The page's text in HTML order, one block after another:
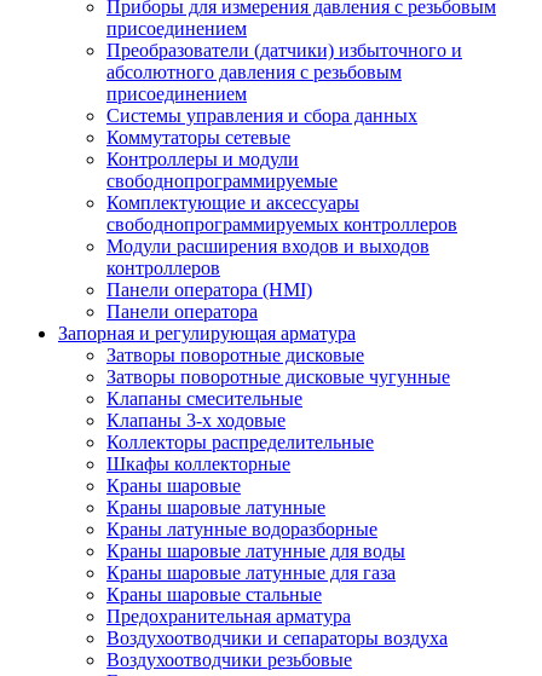
Приборы для измерения давления с резьбовым
присоединением
Преобразователи (датчики) избыточного и
абсолютного давления с резьбовым
присоединением
Системы управления и сбора данных
Коммутаторы сетевые
Контроллеры и модули
свободнопрограммируемые
Комплектующие и аксессуары
свободнопрограммируемых контроллеров
Модули расширения входов и выходов
контроллеров
Панели оператора (HMI)
Панели оператора
Запорная и регулирующая арматура
Затворы поворотные дисковые
Затворы поворотные дисковые чугунные
Клапаны смесительные
Клапаны 3-х ходовые
Коллекторы распределительные
Шкафы коллекторные
Краны шаровые
Краны шаровые латунные
Краны латунные водоразборные
Краны шаровые латунные для воды
Краны шаровые латунные для газа
Краны шаровые стальные
Предохранительная арматура
Воздухоотводчики и сепараторы воздуха
Воздухоотводчики резьбовые